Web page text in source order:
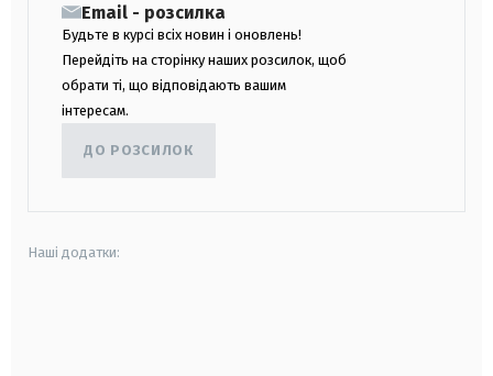
Email - розсилка
Будьте в курсі всіх новин і оновлень!
Перейдіть на сторінку наших розсилок, щоб
обрати ті, що відповідають вашим
інтересам.
ДО РОЗСИЛОК
Наші додатки: